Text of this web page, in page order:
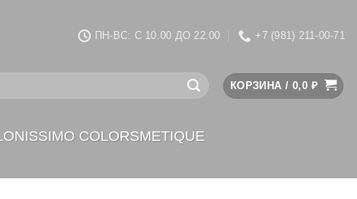
ПН-ВС: C 10.00 ДО 22.00 +7 (981) 211-00-71
КОРЗИНА / 0,0 ₽
COLORSMETIQUE